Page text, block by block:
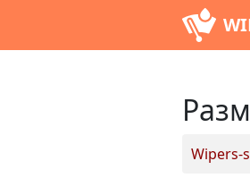
Wipers-